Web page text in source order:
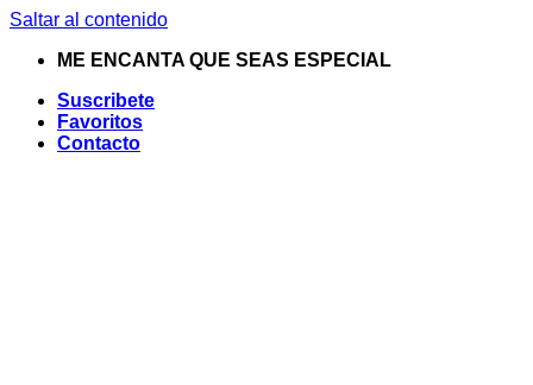
Saltar al contenido
ME ENCANTA QUE SEAS ESPECIAL
Suscribete
Favoritos
Contacto